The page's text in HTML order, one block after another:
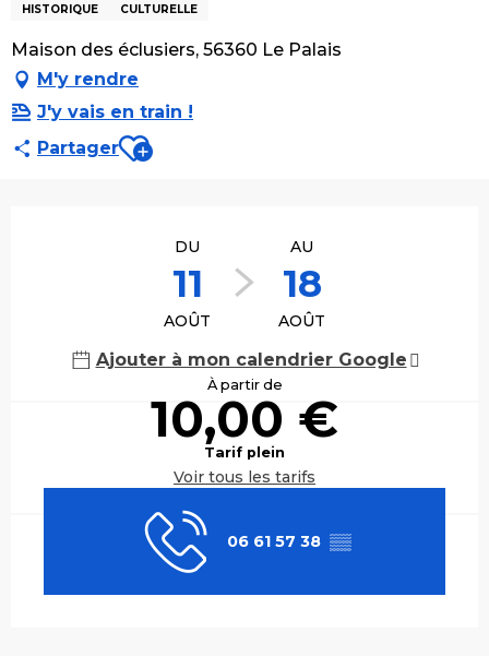
HISTORIQUE CULTURELLE
Maison des éclusiers, 56360 Le Palais
M'y rendre
J'y vais en train !
PartagerAjouter aux favoris
DU
11
AOÛT
AU
18
AOÛT
Ajouter à mon calendrier Google
À partir de
10,00 €
Tarif plein
Voir tous les tarifs
06 61 57 38 ▒▒